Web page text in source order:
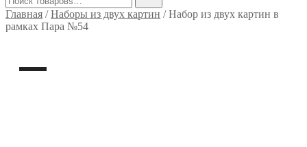
Главная /Наборы из двух картин / Набор из двух картин в
рамках Пара №54